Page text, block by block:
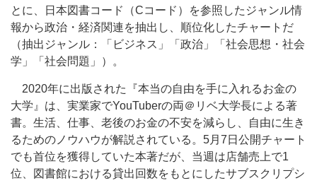
とに、日本図書コード（Cコード）を参照したジャンル情
報から政治・経済関連を抽出し、順位化したチャートだ
（抽出ジャンル：「ビジネス」「政治」「社会思想・社会
学」「社会問題」）。
2020年に出版された『本当の自由を手に入れるお金の
大学』は、実業家でYouTuberの両＠リベ大学長による著
書。生活、仕事、老後のお金の不安を減らし、自由に生き
るためのノウハウが解説されている。5月7日公開チャート
でも首位を獲得していた本著だが、当週は店舗売上で1
位、図書館における貸出回数をもとにしたサブスクリプシ